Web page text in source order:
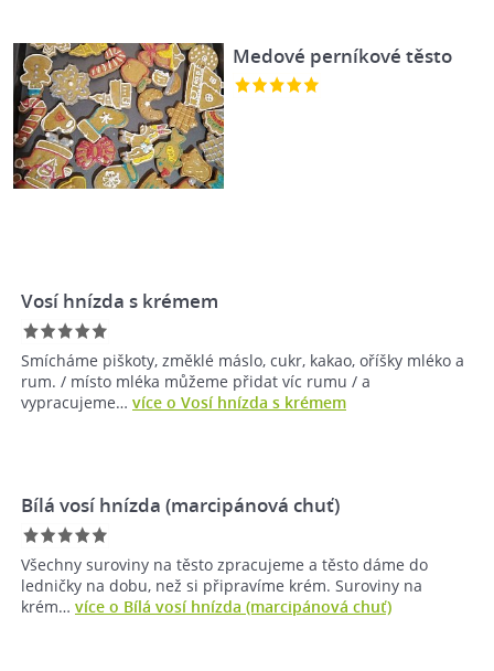
Medové perníkové těsto
Vosí hnízda s krémem
Smícháme piškoty, změklé máslo, cukr, kakao, oříšky mléko a
rum. / místo mléka můžeme přidat víc rumu / a
vypracujeme… více o Vosí hnízda s krémem
Bílá vosí hnízda (marcipánová chuť)
Všechny suroviny na těsto zpracujeme a těsto dáme do
ledničky na dobu, než si připravíme krém. Suroviny na
krém… více o Bílá vosí hnízda (marcipánová chuť)